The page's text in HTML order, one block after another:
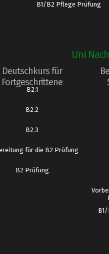
B1/B2 Pflege Prüfung
Uni
Deutschkurs für
Fortgeschrittene
B2.1
B2.2
B2.3
für die B2 Prüfung
B2 Prüfung